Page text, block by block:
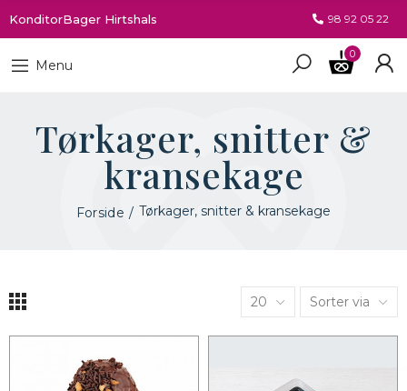
KonditorBager Hirtshals 98 92 05 22
Menu
0
Tørkager, snitter &
kransekage
Forside Tørkager, snitter & kransekage
20 Sorter via